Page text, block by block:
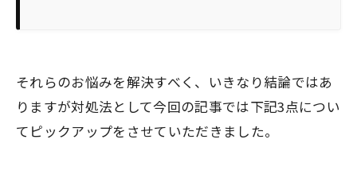
それらのお悩みを解決すべく、いきなり結論ではあ
りますが対処法として今回の記事では下記3点につい
てピックアップをさせていただきました。